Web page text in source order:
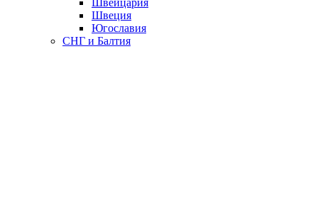
Швейцария
Швеция
Югославия
СНГ и Балтия